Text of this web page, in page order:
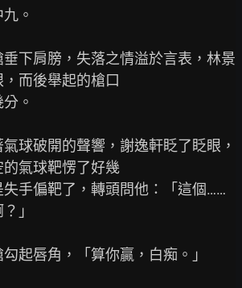
。
肩膀，失落之情溢於言表，林景
而後舉起的槍口
。
破開的聲響，謝逸軒眨了眨眼，
氣球靶愣了好幾
手偏靶了，轉頭問他：「這個……
」
唇角，「算你贏，白痴。」